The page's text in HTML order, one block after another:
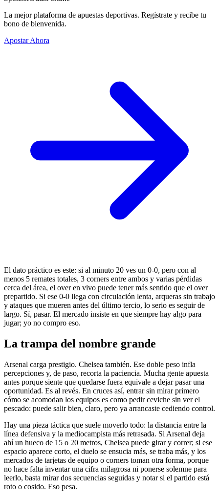
La mejor plataforma de apuestas deportivas. Regístrate y recibe tu
bono de bienvenida.
Apostar Ahora
El dato práctico es este: si al minuto 20 ves un 0-0, pero con al
menos 5 remates totales, 3 corners entre ambos y varias pérdidas
cerca del área, el over en vivo puede tener más sentido que el over
prepartido. Si ese 0-0 llega con circulación lenta, arqueras sin trabajo
y ataques que mueren antes del último tercio, lo serio es seguir de
largo. Sí, pasar. El mercado insiste en que siempre hay algo para
jugar; yo no compro eso.
La trampa del nombre grande
Arsenal carga prestigio. Chelsea también. Ese doble peso infla
percepciones y, de paso, recorta la paciencia. Mucha gente apuesta
antes porque siente que quedarse fuera equivale a dejar pasar una
oportunidad. Es al revés. En cruces así, entrar sin mirar primero
cómo se acomodan los equipos es como pedir ceviche sin ver el
pescado: puede salir bien, claro, pero ya arrancaste cediendo control.
Hay una pieza táctica que suele moverlo todo: la distancia entre la
línea defensiva y la mediocampista más retrasada. Si Arsenal deja
ahí un hueco de 15 o 20 metros, Chelsea puede girar y correr; si ese
espacio aparece corto, el duelo se ensucia más, se traba más, y los
mercados de tarjetas de equipo o corners toman otra forma, porque
no hace falta inventar una cifra milagrosa ni ponerse solemne para
leerlo, basta mirar dos secuencias seguidas y notar si el partido está
roto o cosido. Eso pesa.